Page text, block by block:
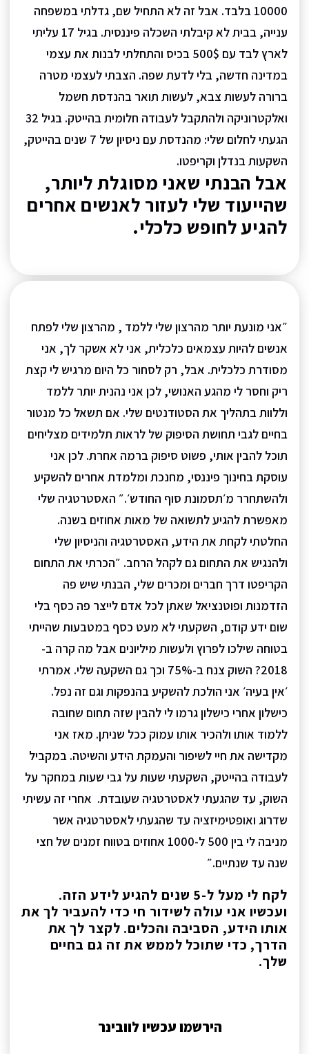
10000 בלבד. אבל זה לא התחיל שם, גדלתי במשפחה
ענייה, בבית לא קיבלתי השכלה פיננסית. בגיל 17 עליתי
לארץ לבד עם 500$ בכיס והתחלתי לבנות את עצמי
במדינה חדשה, בלי לדעת שפה. הצבתי לעצמי מטרה
ברורה לעשות צבא, לעשות תואר בהנדסת חשמל
ואלקטרוניקה ולהתקבל לעבודה חלומית בהייטק. בגיל 32
הגעתי לחלום שלי: מהנדסת עם ניסיון של 7 שנים בהייטק,
השקעות בנדלן וקריפטו.
אבל הבנתי שאני מסוגלת ליותר,
שהייעוד שלי לעזור לאנשים אחרים
להגיע לחופש כלכלי.
״אני מונעת יותר מהרצון שלי ללמד , מהרצון שלי לפתח
אנשים להיות עצמאים כלכלית, אני לא אשקר לך, אני
מסודרת כלכלית. אבל, רק לסחור כל היום מרגיש לי קצת
ריק וחסר לי מהגע האנושי, לכן אני נהנית יותר ללמד
וללוות בתהליך את הסטודנטים שלי. אם תשאל כל מנטור
בחיים לגבי תחושת הסיפוק של לראות תלמידים מצליחים
תוכל להבין אותי, פשוט סיפוק ברמה אחרת. לכן אני
עוסקת בחינוך פיננסי, מחנכת ומלמדת אחרים להשקיע
ולהשתחרר מ׳תסמונת סוף החודש׳.״ האסטרטגיה שלי
מאפשרת להגיע לתשואה של מאות אחוזים בשנה.
החלטתי לקחת את הידע, האסטרטגיה והניסיון שלי
ולהנגיש את התחום גם לקהל הרחב. ״הכרתי את התחום
הקריפטו דרך חברים ומכרים שלי, הבנתי שיש פה
הזדמנות ופוטנציאל שאתן לכל אדם לייצר פה כסף בלי
שום ידע קודם, השקעתי לא מעט כסף במטבעות שהייתי
בטוחה שילכו לפרוץ ולעשות מיליונים אבל מה קרה ב-
2018? השוק צנח ב-75% וכך גם השקעה שלי. אמרתי
׳אין בעיה׳ אני הולכת להשקיע בהנפקות וגם זה נפל.
כישלון אחרי כישלון גרמו לי להבין שזה תחום שחובה
ללמוד אותו ולהכיר אותו עמוק ככל שניתן. מאז אני
מקדישה את חיי לשיפור והעמקת הידע והשיטה. במקביל
לעבודה בהייטק, השקעתי שעות על גבי שעות במחקר על
השוק, עד שהגעתי לאסטרטגיה שעובדת. אחרי זה עשיתי
שדרוג ואופטימיזציה עד שהגעתי לאסטרטגיה אשר
מניבה לי בין 500 ל-1000 אחוזים בטווח זמנים של חצי
שנה עד שנתיים.״
לקח לי מעל ל-5 שנים להגיע לידע הזה.
ועכשיו אני עולה לשידור חי כדי להעביר לך את
אותו הידע, הסביבה והכלים. לקצר לך את
הדרך, כדי שתוכל לממש את זה גם בחיים
שלך.
הירשמו עכשיו לוובינר